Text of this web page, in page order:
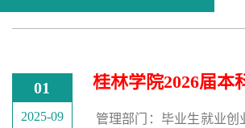
01
2025-09
桂林学院2026届本
管理部门：毕业生就业创